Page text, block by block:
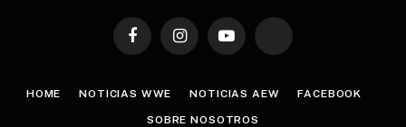
FacebookInstagramYouTube TikTok
HOME NOTICIAS WWE NOTICIAS AEW FACEBOOK
SOBRE NOSOTROS